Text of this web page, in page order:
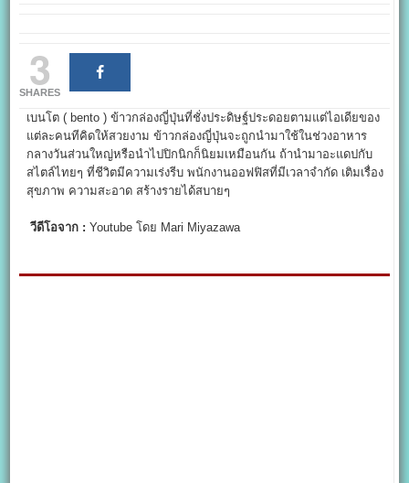
3
SHARES
เบนโต ( bento ) ข้าวกล่องญี่ปุ่นที่ชั่งประดิษฐ์ประดอยตามแต่ไอเดียของ
แต่ละคนทีคิดให้สวยงาม ข้าวกล่องญี่ปุ่นจะถูกนำมาใช้ในช่วงอาหาร
กลางวันส่วนใหญ่หรือนำไปปิกนิกก็นิยมเหมือนกัน ถ้านำมาอะแดปกับ
สไตล์ไทยๆ ที่ชีวิตมีความเร่งรีบ พนักงานออฟฟิสที่มีเวลาจำกัด เติมเรื่อง
สุขภาพ ความสะอาด สร้างรายได้สบายๆ
วีดีโอจาก : Youtube โดย Mari Miyazawa